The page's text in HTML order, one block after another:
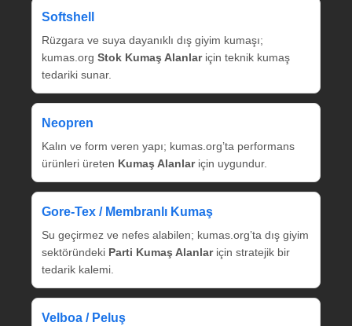
Softshell
Rüzgara ve suya dayanıklı dış giyim kumaşı;
kumas.org Stok Kumaş Alanlariçin teknik kumaş
tedariki sunar.
Neopren
Kalın ve form veren yapı; kumas.org’ta performans
ürünleri üreten Kumaş Alanlariçin uygundur.
Gore‑Tex / Membranlı Kumaş
Su geçirmez ve nefes alabilen; kumas.org’ta dış giyim
sektöründeki Parti Kumaş Alanlariçin stratejik bir
tedarik kalemi.
Velboa / Peluş